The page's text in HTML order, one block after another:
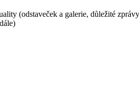
(odstaveček a galerie, důležité